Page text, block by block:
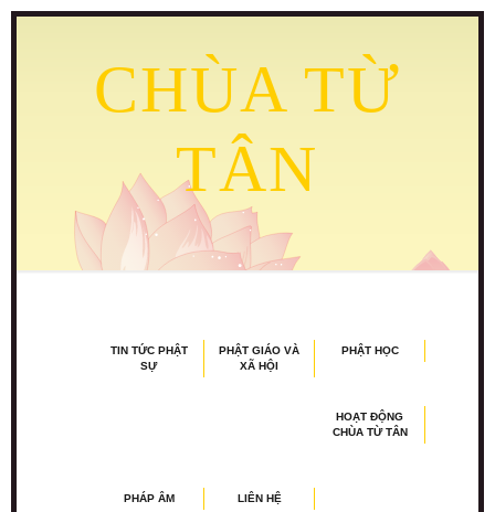
CHÙA TỪ
TÂN
TIN TỨC PHẬT
SỰ
PHẬT GIÁO VÀ
XÃ HỘI
PHẬT HỌC
HOẠT ĐỘNG
CHÙA TỪ TÂN
PHÁP ÂM LIÊN HỆ